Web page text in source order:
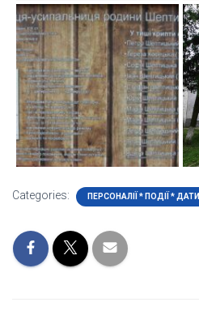
Categories: ПЕРСОНАЛІЇ * ПОДІЇ * ДАТИ